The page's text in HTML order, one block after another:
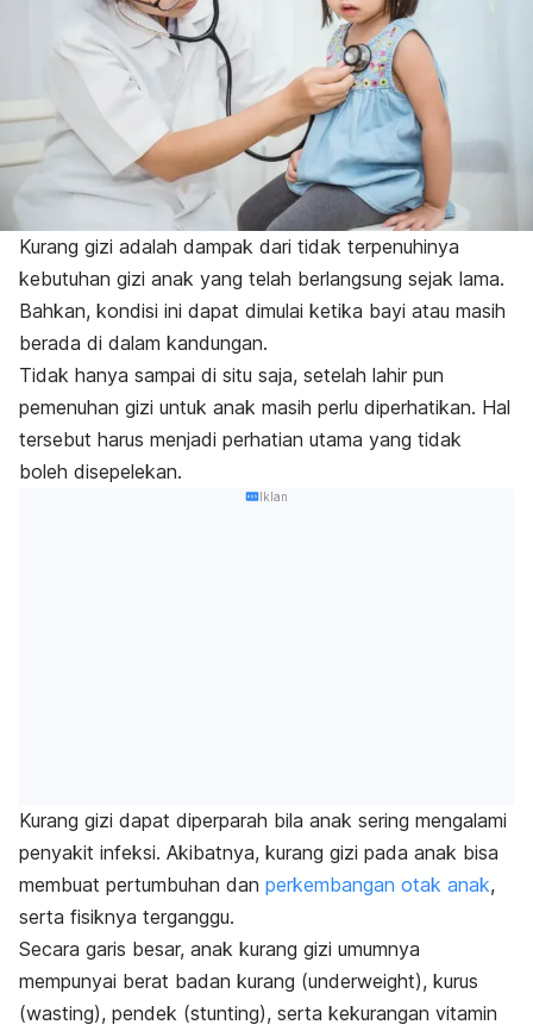
Kurang gizi adalah dampak dari tidak terpenuhinya
kebutuhan gizi anak yang telah berlangsung sejak lama.
Bahkan, kondisi ini dapat dimulai ketika bayi atau masih
berada di dalam kandungan.
Tidak hanya sampai di situ saja, setelah lahir pun
pemenuhan gizi untuk anak masih perlu diperhatikan. Hal
tersebut harus menjadi perhatian utama yang tidak
boleh disepelekan.
Iklan
Kurang gizi dapat diperparah bila anak sering mengalami
penyakit infeksi. Akibatnya, kurang gizi pada anak bisa
membuat pertumbuhan dan perkembangan otak anak,
serta fisiknya terganggu.
Secara garis besar, anak kurang gizi umumnya
mempunyai berat badan kurang (underweight), kurus
(wasting), pendek (stunting), serta kekurangan vitamin